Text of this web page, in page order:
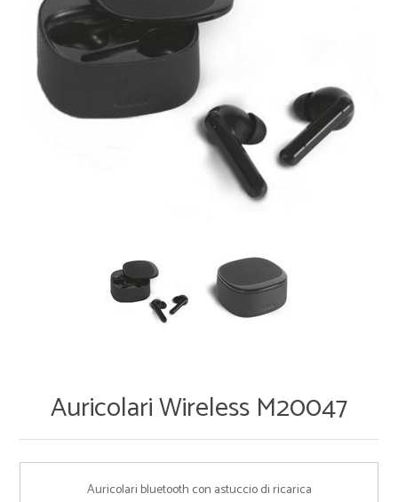
Auricolari Wireless M20047
Auricolari bluetooth con astuccio di ricarica